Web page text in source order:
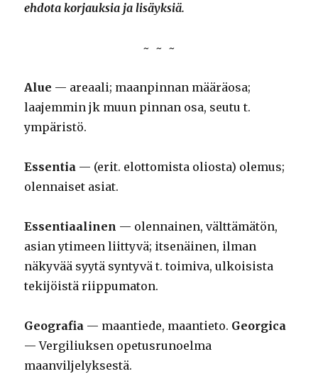
ehdota korjauksia ja lisäyksiä.
~ ~ ~
Alue — areaali; maanpinnan määräosa;
laajemmin jk muun pinnan osa, seutu t.
ympäristö.
Essentia — (erit. elottomista oliosta) olemus;
olennaiset asiat.
Essentiaalinen — olennainen, välttämätön,
asian ytimeen liittyvä; itsenäinen, ilman
näkyvää syytä syntyvä t. toimiva, ulkoisista
tekijöistä riippumaton.
Geografia — maantiede, maantieto. Georgica
— Vergiliuksen opetusrunoelma
maanviljelyksestä.